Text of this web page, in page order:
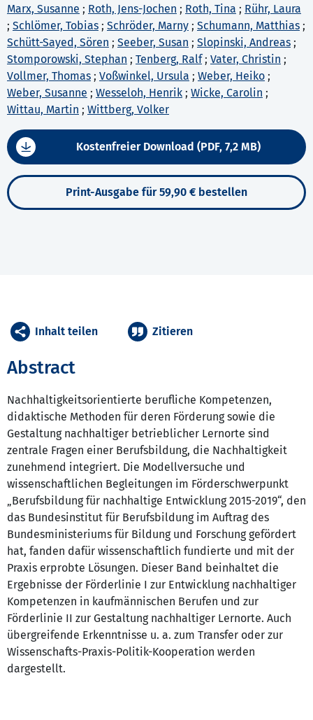
Marx, Susanne ; Roth, Jens-Jochen ; Roth, Tina ; Rühr, Laura
; Schlömer, Tobias ; Schröder, Marny ; Schumann, Matthias ;
Schütt-Sayed, Sören ; Seeber, Susan ; Slopinski, Andreas ;
Stomporowski, Stephan ; Tenberg, Ralf; Vater, Christin ;
Vollmer, Thomas ; Voßwinkel, Ursula ; Weber, Heiko ;
Weber, Susanne ; Wesseloh, Henrik ; Wicke, Carolin ;
Wittau, Martin ; Wittberg, Volker
Kostenfreier Download (PDF, 7,2 MB)
Print-Ausgabe für 59,90 € bestellen
Abstract
Nachhaltigkeitsorientierte berufliche Kompetenzen,
didaktische Methoden für deren Förderung sowie die
Gestaltung nachhaltiger betrieblicher Lernorte sind
zentrale Fragen einer Berufsbildung, die Nachhaltigkeit
zunehmend integriert. Die Modellversuche und
wissenschaftlichen Begleitungen im Förderschwerpunkt
„Berufsbildung für nachhaltige Entwicklung 2015-2019“, den
das Bundesinstitut für Berufsbildung im Auftrag des
Bundesministeriums für Bildung und Forschung gefördert
hat, fanden dafür wissenschaftlich fundierte und mit der
Praxis erprobte Lösungen. Dieser Band beinhaltet die
Ergebnisse der Förderlinie I zur Entwicklung nachhaltiger
Kompetenzen in kaufmännischen Berufen und zur
Förderlinie II zur Gestaltung nachhaltiger Lernorte. Auch
übergreifende Erkenntnisse u. a. zum Transfer oder zur
Wissenschafts-Praxis-Politik-Kooperation werden
dargestellt.
Inhalt teilen Zitieren